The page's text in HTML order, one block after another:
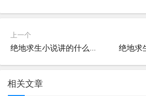
上一个
绝地求生小说讲的什么故事？-绝地求生小说剧情解析与人物介绍
相关文章